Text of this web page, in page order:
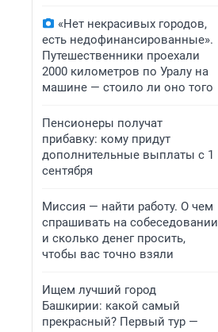
«Нет некрасивых городов,
есть недофинансированные».
Путешественники проехали
2000 километров по Уралу на
машине — стоило ли оно того
Пенсионеры получат
прибавку: кому придут
дополнительные выплаты с 1
сентября
Миссия — найти работу. О чем
спрашивать на собеседовании
и сколько денег просить,
чтобы вас точно взяли
Ищем лучший город
Башкирии: какой самый
прекрасный? Первый тур —